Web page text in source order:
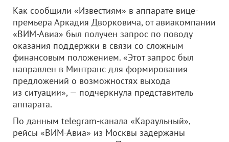
Как сообщили «Известиям» в аппарате вице-
премьера Аркадия Дворковича, от авиакомпании
«ВИМ-Авиа» был получен запрос по поводу
оказания поддержки в связи со сложным
финансовым положением. «Этот запрос был
направлен в Минтранс для формирования
предложений о возможностях выхода
из ситуации», — подчеркнула представитель
аппарата.
По данным telegram-канала «Караульный»,
рейсы «ВИМ-Авиа» из Москвы задержаны